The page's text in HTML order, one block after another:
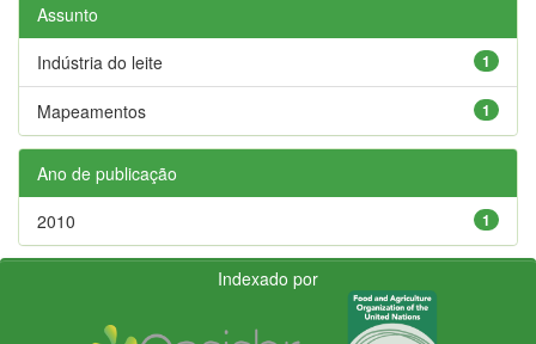
Assunto
1
Indústria do leite
1
Mapeamentos
Ano de publicação
1
2010
Indexado por